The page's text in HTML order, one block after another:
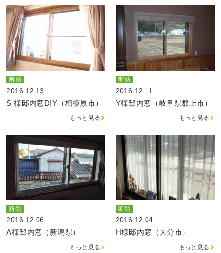
断熱
2016.12.13
S 様邸内窓DIY（相模原市）
もっと見る
断熱
2016.12.11
Y様邸内窓（岐阜県郡上市）
もっと見る
断熱
2016.12.06
A様邸内窓（新潟県）
もっと見る
断熱
2016.12.04
H様邸内窓（大分市）
もっと見る